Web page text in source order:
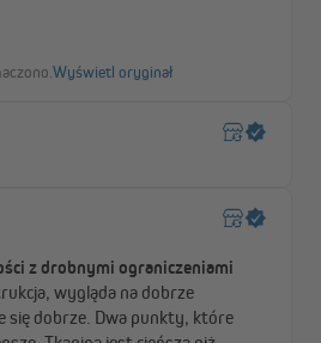
tkaninę markizy przed
Wbudowana szczotka
podczas zwijania, a rynna
w zakresie od 0° do 20°.
na ścianie lub opcjonalnie na suficie.
zamówić osobno w naszym sklepie.
są już dołączone do zestawu.